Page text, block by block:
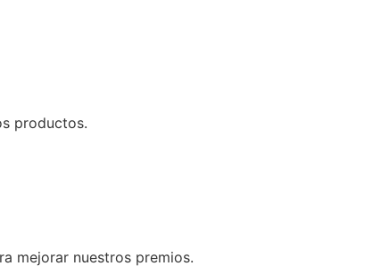
productos.
mejorar nuestros premios.